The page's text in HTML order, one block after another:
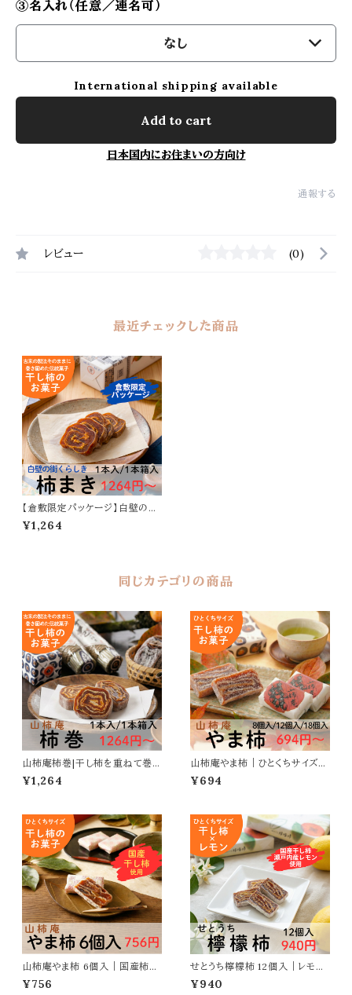
③名入れ（任意／連名可）
なし
International shipping available
Add to cart
日本国内にお住まいの方向け
通報する
レビュー (0)
最近チェックした商品
【倉敷限定パッケージ】白壁の街
くらしき 柿まき｜干し柿を重ね
て巻いた伝統菓子
¥1,264
同じカテゴリの商品
山柿庵柿巻|干し柿を重ねて巻
いた伝統菓子
¥1,264
山柿庵やま柿｜ひとくちサイズの
干し柿菓子
¥694
山柿庵やま柿 6個入｜国産柿使
用のひとくち柿菓子
¥756
せとうち檸檬柿 12個入｜レモン
風味の爽やかなお菓子
¥940